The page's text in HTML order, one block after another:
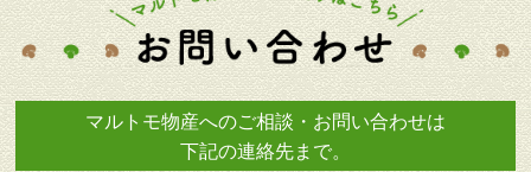
マルトモ物産へのご相談・お問い合わせは
下記の連絡先まで。